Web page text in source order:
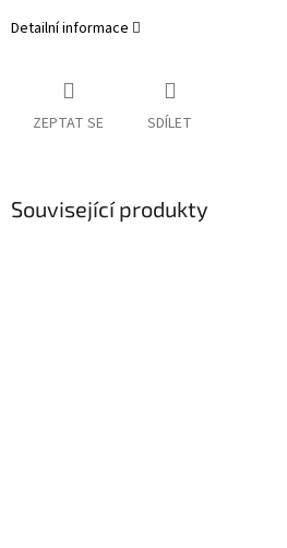
Detailní informace
ZEPTAT SE SDÍLET
Související produkty